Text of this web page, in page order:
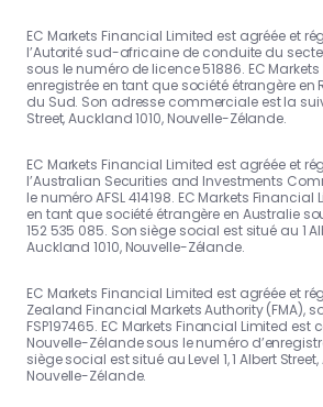
EC Markets Financial Limited est agréée et
l’Autorité sud-africaine de conduite du
sous le numéro de licence 51886. EC
enregistrée en tant que société étrangère en
du Sud. Son adresse commerciale est la
Street, Auckland 1010, Nouvelle-Zélande.
EC Markets Financial Limited est agréée et
l’Australian Securities and Investments
le numéro AFSL 414198. EC Markets
en tant que société étrangère en Australie
152 535 085. Son siège social est situé au 1
Auckland 1010, Nouvelle-Zélande.
EC Markets Financial Limited est agréée et
Zealand Financial Markets Authority (FMA),
FSP197465. EC Markets Financial Limited est
Nouvelle-Zélande sous le numéro
siège social est situé au Level 1, 1 Albert
Nouvelle-Zélande.